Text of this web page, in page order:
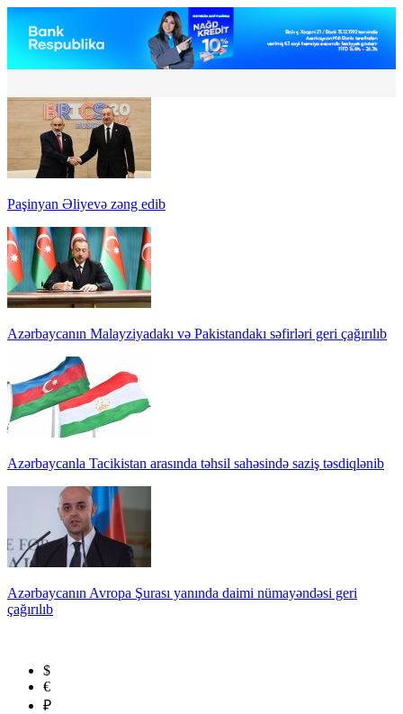
Paşinyan Əliyevə zəng edib
Azərbaycanın Malayziyadakı və Pakistandakı səfirləri geri çağırılıb
Azərbaycanla Tacikistan arasında təhsil sahəsində saziş təsdiqlənib
Azərbaycanın Avropa Şurası yanında daimi nümayəndəsi geri
çağırılıb
$
€
₽